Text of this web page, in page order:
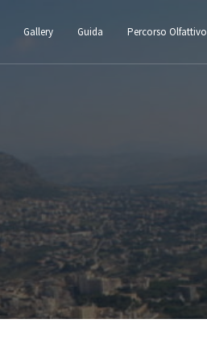
Gallery Guida Percorso Olfattivo